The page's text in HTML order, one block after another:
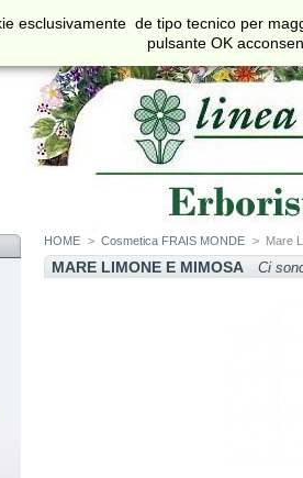
Valuta
HOME > Cosmetica FRAIS MONDE > Mare
MARE LIMONE E MIMOSA Ci
esclusivamente de tipo tecnico per
pulsante OK